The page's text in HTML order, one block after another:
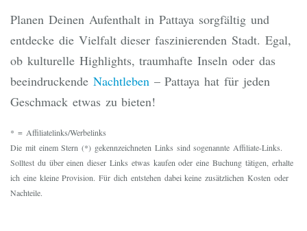
Planen Deinen Aufenthalt in Pattaya sorgfältig und
entdecke die Vielfalt dieser faszinierenden Stadt. Egal,
ob kulturelle Highlights, traumhafte Inseln oder das
beeindruckende Nachtleben– Pattaya hat für jeden
Geschmack etwas zu bieten!
* = Affiliatelinks/Werbelinks
Die mit einem Stern (*) gekennzeichneten Links sind sogenannte Affiliate-Links.
Solltest du über einen dieser Links etwas kaufen oder eine Buchung tätigen, erhalte
ich eine kleine Provision. Für dich entstehen dabei keine zusätzlichen Kosten oder
Nachteile.